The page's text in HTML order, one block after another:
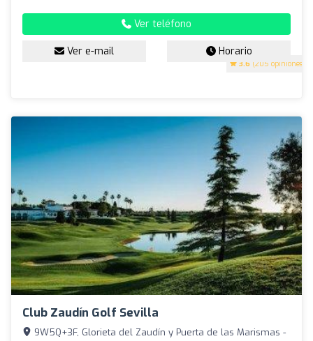
3.6 (205 opiniones)
Ver teléfono
Ver e-mail Horario
Club Zaudín Golf Sevilla
9W5Q+3F, Glorieta del Zaudín y Puerta de las Marismas -